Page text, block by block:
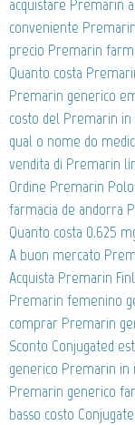
acquistare Premarin
conveniente
precio Premarin
Quanto costa
Premarin generico
costo del Premarin in
qual o nome do
vendita di Premarin
Ordine Premarin
farmacia de andorra
Quanto costa 0.625
A buon mercato
Acquista Premarin
Premarin femenino
comprar Premarin
Sconto Conjugated
generico Premarin in
Premarin generico
basso costo